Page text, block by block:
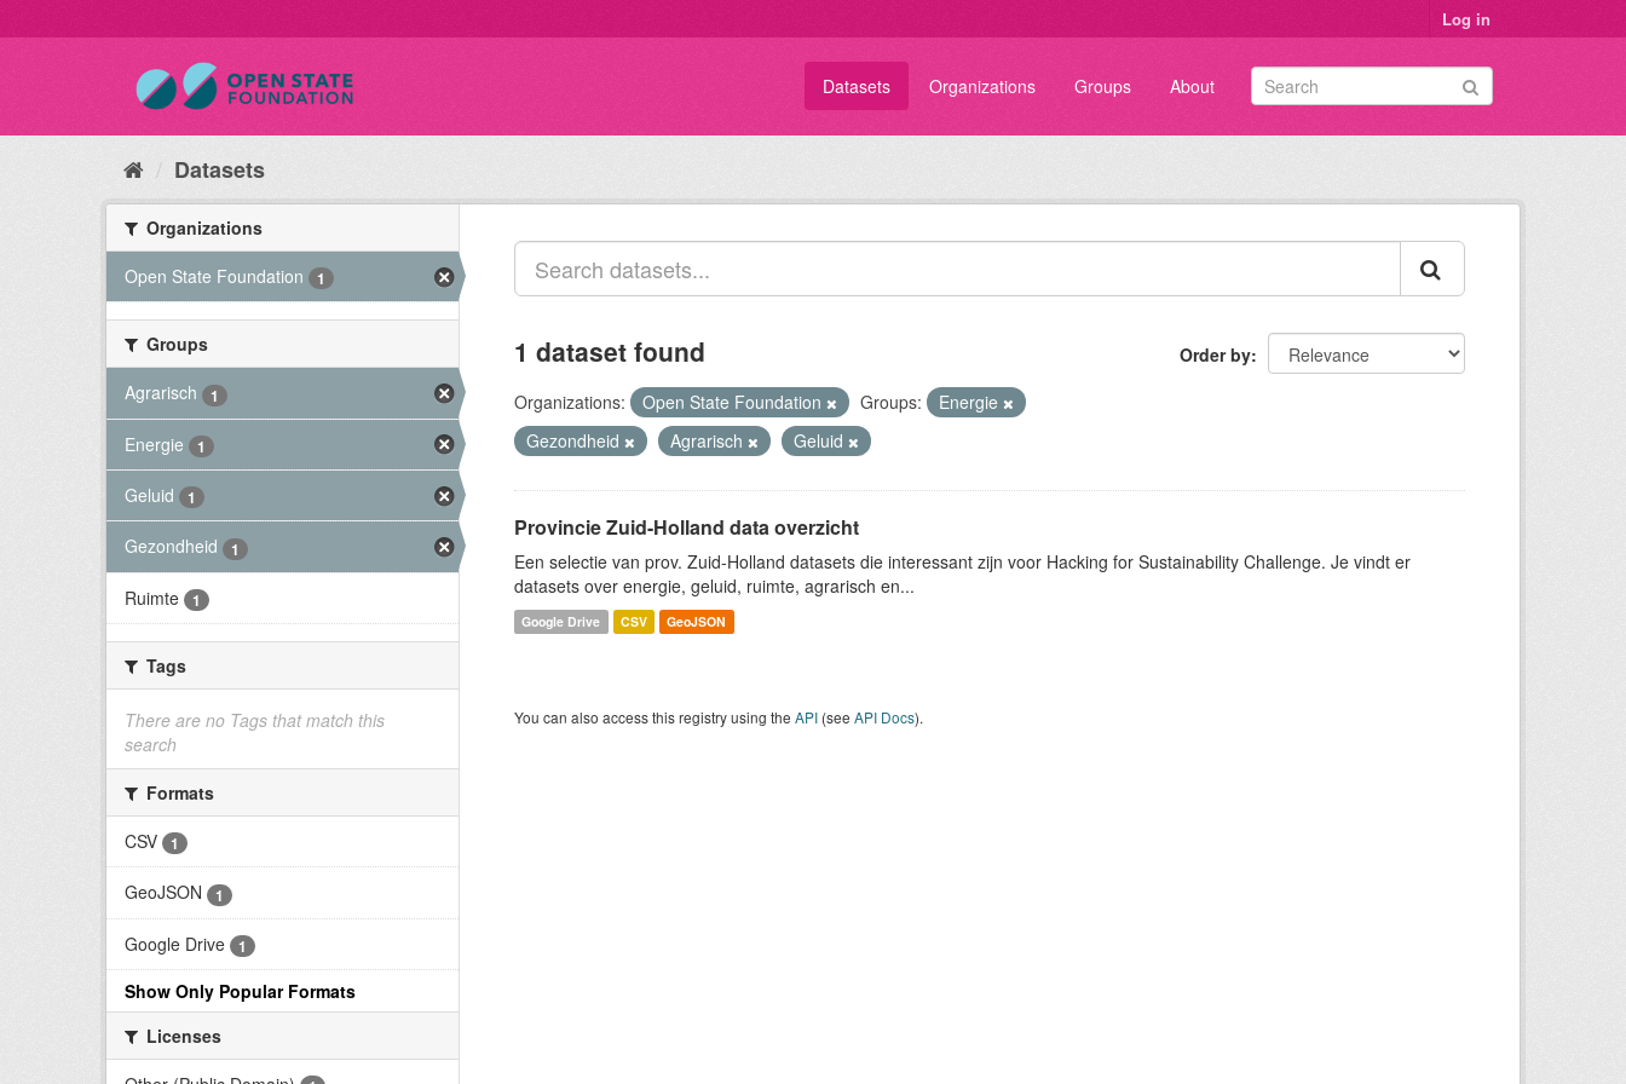
Log in
Datasets Organizations Groups About
Datasets
Organizations
Open State Foundation
1
Groups
Agrarisch
1
Energie 1
Geluid 1
Gezondheid 1
Ruimte 1
Tags
There are no Tags that match this
search
Formats
CSV
1
GeoJSON 1
Google Drive 1
Show Only Popular Formats
Licenses
Order by
1 dataset found
Organizations: Open State Foundation Groups:
Energie
Gezondheid
Agrarisch Geluid
Provincie Zuid-Holland data overzicht
Een selectie van prov. Zuid-Holland datasets die interessant zijn voor Hacking for Sustainability Challenge. Je vindt er
datasets over energie, geluid, ruimte, agrarisch en...
Google Drive CSV GeoJSON
You can also access this registry using the API (see API Docs).